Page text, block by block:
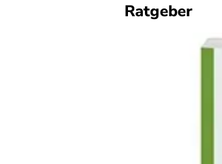
Ratgeber